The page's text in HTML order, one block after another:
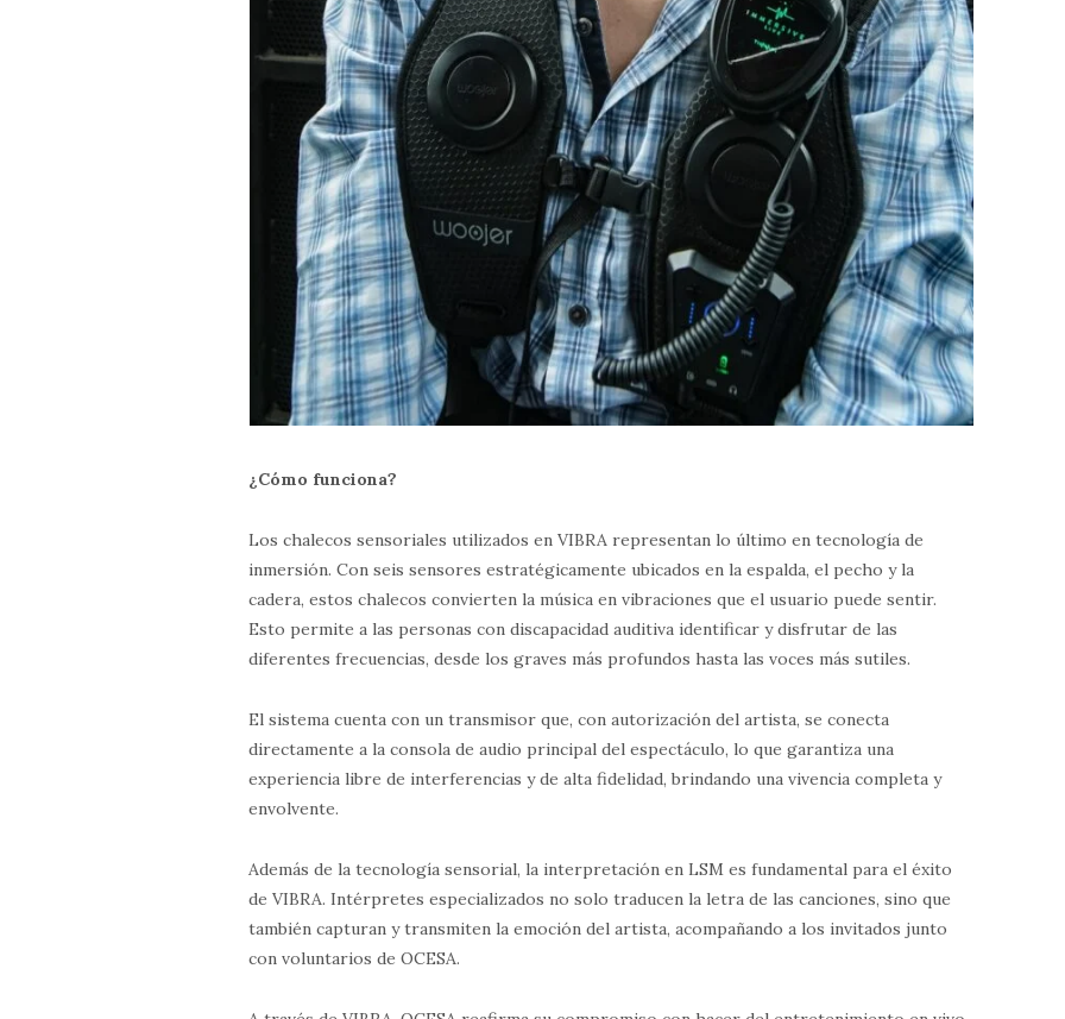
¿Cómo funciona?
Los chalecos sensoriales utilizados en VIBRA representan lo último en tecnología de
inmersión. Con seis sensores estratégicamente ubicados en la espalda, el pecho y la
cadera, estos chalecos convierten la música en vibraciones que el usuario puede sentir.
Esto permite a las personas con discapacidad auditiva identificar y disfrutar de las
diferentes frecuencias, desde los graves más profundos hasta las voces más sutiles.
El sistema cuenta con un transmisor que, con autorización del artista, se conecta
directamente a la consola de audio principal del espectáculo, lo que garantiza una
experiencia libre de interferencias y de alta fidelidad, brindando una vivencia completa y
envolvente.
Además de la tecnología sensorial, la interpretación en LSM es fundamental para el éxito
de VIBRA. Intérpretes especializados no solo traducen la letra de las canciones, sino que
también capturan y transmiten la emoción del artista, acompañando a los invitados junto
con voluntarios de OCESA.